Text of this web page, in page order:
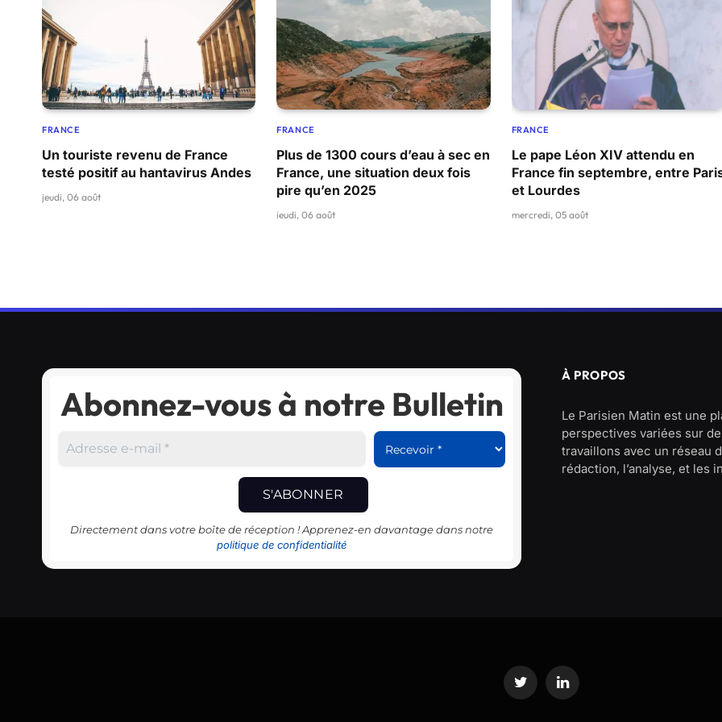
FRANCE
Un touriste revenu de France
testé positif au hantavirus Andes
jeudi, 06 août
FRANCE
Plus de 1300 cours d’eau à sec en
France, une situation deux fois
pire qu’en 2025
jeudi, 06 août
FRANCE
Le pape Léon XIV attendu en
France fin septembre, entre
et Lourdes
mercredi, 05 août
Abonnez-vous à notre Bulletin
Directement dans votre boîte de réception ! Apprenez-en davantage dans notre
politique de confidentialité
À PROPOS
Le Parisien Matin est une
perspectives variées sur
travaillons avec un réseau
rédaction, l’analyse, et les
Twitter LinkedIn